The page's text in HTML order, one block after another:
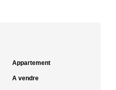
Appartement
A vendre